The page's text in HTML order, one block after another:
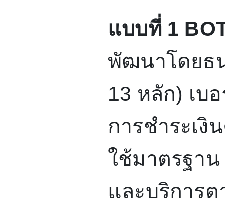
แบบที่1
พัฒนาโดยธ
13 หลัก) เบ
การชำระเ
ใช้มาตรฐาน
และบริการ